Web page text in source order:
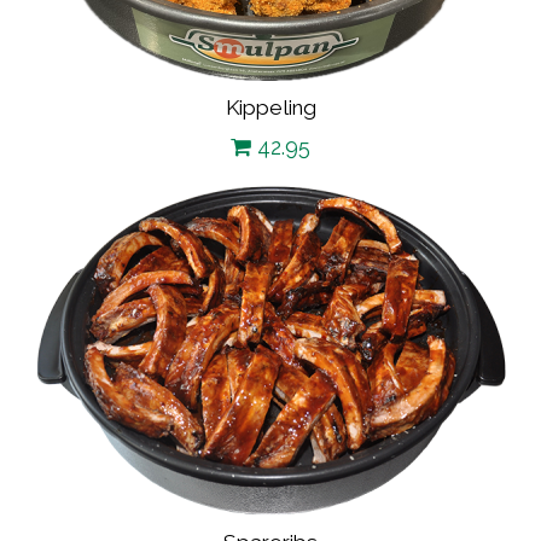
Kippeling
42.95